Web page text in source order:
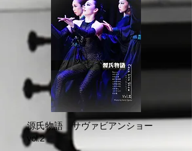
源氏物語 サヴァビアンショー
vol.2